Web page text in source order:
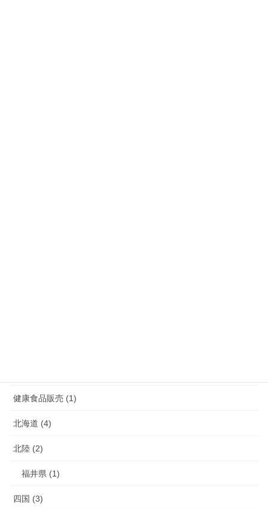
健康食品販売 (1)
北海道 (4)
北陸 (2)
福井県 (1)
四国 (3)